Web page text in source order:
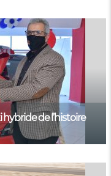
de l’histoire